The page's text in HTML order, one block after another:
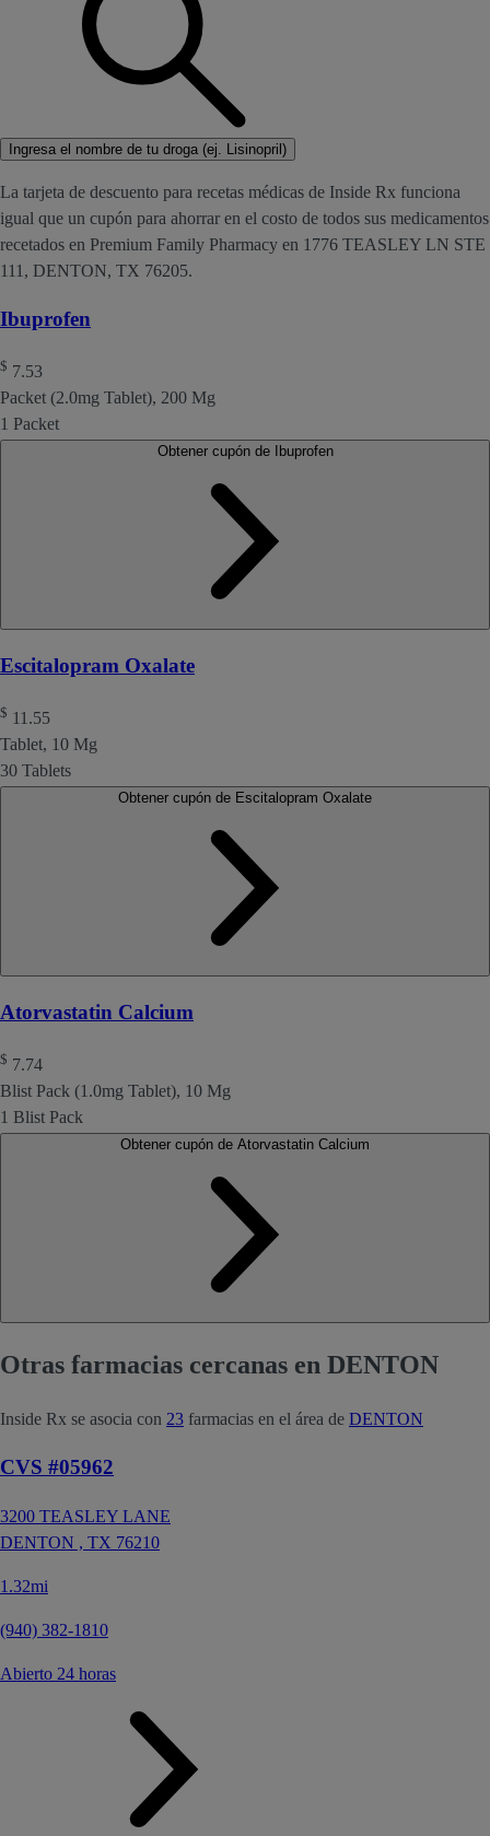
Ingresa el nombre de tu droga (ej. Lisinopril)
La tarjeta de descuento para recetas médicas de Inside Rx funciona
igual que un cupón para ahorrar en el costo de todos sus medicamentos
recetados en Premium Family Pharmacy en 1776 TEASLEY LN STE
111, DENTON, TX 76205.
Ibuprofen
$ 7.53
Packet (2.0mg Tablet), 200 Mg
1 Packet
Obtener cupón de Ibuprofen
Escitalopram Oxalate
$ 11.55
Tablet, 10 Mg
30 Tablets
Atorvastatin Calcium
$ 7.74
Blist Pack (1.0mg Tablet), 10 Mg
1 Blist Pack
Otras farmacias cercanas en DENTON
Inside Rx se asocia con 23 farmacias en el área de DENTON
CVS #05962
3200 TEASLEY LANE
DENTON , TX 76210
1.32mi
(940) 382-1810
Abierto 24 horas